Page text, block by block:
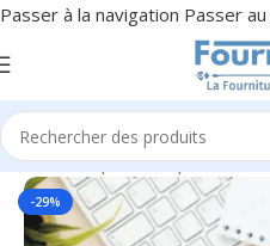
Passer à la navigation Passer
Accueil/Papier & Papeterie
-29%